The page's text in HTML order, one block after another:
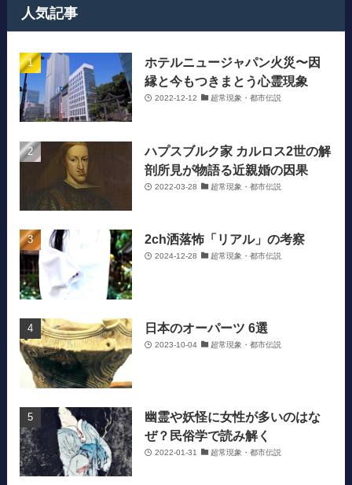
人気記事
ホテルニュージャパン火災〜因
縁と今もつきまとう心霊現象
2022-12-12 超常現象・都市伝説
ハプスブルク家 カルロス2世の解
剖所見が物語る近親婚の因果
2022-03-28 超常現象・都市伝説
2ch洒落怖「リアル」の考察
2024-12-28 超常現象・都市伝説
日本のオーパーツ 6選
2023-10-04 超常現象・都市伝説
幽霊や妖怪に女性が多いのはな
ぜ？民俗学で読み解く
2022-01-31 超常現象・都市伝説